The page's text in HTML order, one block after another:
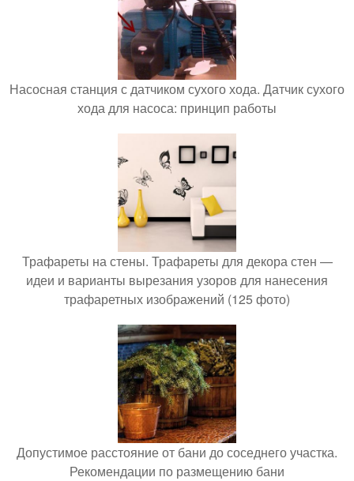
Насосная станция с датчиком сухого хода. Датчик сухого
хода для насоса: принцип работы
Трафареты на стены. Трафареты для декора стен —
идеи и варианты вырезания узоров для нанесения
трафаретных изображений (125 фото)
Допустимое расстояние от бани до соседнего участка.
Рекомендации по размещению бани